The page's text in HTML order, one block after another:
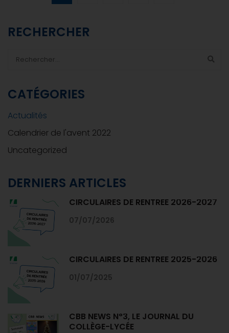
RECHERCHER
CATÉGORIES
Actualités
Calendrier de l'avent 2022
Uncategorized
DERNIERS ARTICLES
CIRCULAIRES DE RENTRÉE 2026-2027
07/07/2026
CIRCULAIRES DE RENTRÉE 2025-2026
01/07/2025
CBB NEWS N°3, LE JOURNAL DU
COLLÈGE-LYCÉE